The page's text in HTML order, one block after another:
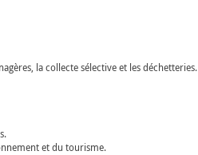
la collecte sélective et les déchetteries.
et du tourisme.